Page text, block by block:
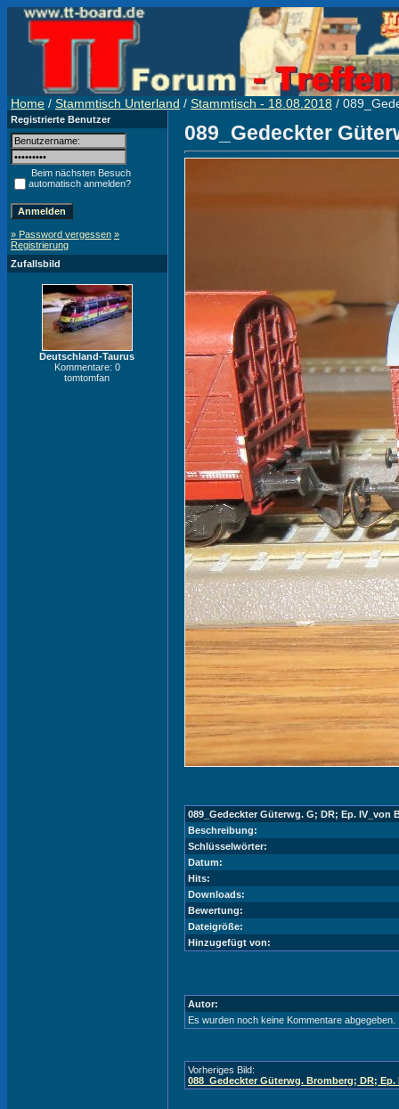
Home / Stammtisch Unterland / Stammtisch - 18.08.2018 /
Registrierte Benutzer
Beim nächsten Besuch
automatisch anmelden?
» Password vergessen »
Registrierung
Zufallsbild
Deutschland-Taurus
Kommentare: 0
tomtomfan
089_Gedeckter
089_Gedeckter Güterwg. G; DR; Ep. IV_von
Beschreibung:
Schlüsselwörter:
Datum:
Hits:
Downloads:
Bewertung:
Dateigröße:
Hinzugefügt von:
Autor:
Es wurden noch keine Kommentare abgegeben.
Vorheriges Bild:
088_Gedeckter Güterwg. Bromberg; DR; Ep.